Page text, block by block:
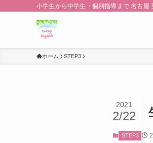
小学生から中学生・個別指導まで 名古屋
ホーム STEP3
2021
2/22
STEP3